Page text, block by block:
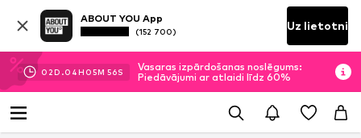
ABOUT YOU App
(152 700) Uz lietotni
02D.04H 05M 56S
Vasaras izpārdošanas noslēgums:
Piedāvājumi ar atlaidi līdz 60%